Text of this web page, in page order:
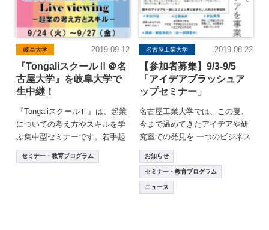
岐阜大学 2019.09.12
『TongaliスクールⅡ＠名
古屋大学』を岐阜大学で
生中継！
『TongaliスクールⅡ』は、起業
についての考え方やスキルを学
ぶ集中型セミナーです。若手起
業家や大学発ベンチャー、社会
起業家につ […]
セミナー・教育プログラム
名古屋工業大学 2019.08.22
【参加者募集】9/3-9/5
「アイデアブラッシュア
ップセミナー」
名古屋工業大学では、この夏、
今まで温めてきたアイデアや研
究室での発見を 一つのビジネス
プランとして仕上げることを目
的としたセミナー […]
お知らせ
セミナー・教育プログラム
ニュース